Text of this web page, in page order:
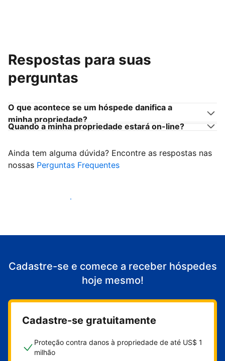
Respostas para suas
perguntas
O que acontece se um hóspede danifica a
minha propriedade?
Quando a minha propriedade estará on-line?
Ainda tem alguma dúvida? Encontre as respostas nas
nossas Perguntas Frequentes
Comece a receber hóspedes
Cadastre-se e comece a receber hóspedes
hoje mesmo!
Cadastre-se gratuitamente
Proteção contra danos à propriedade de até US$ 1
milhão